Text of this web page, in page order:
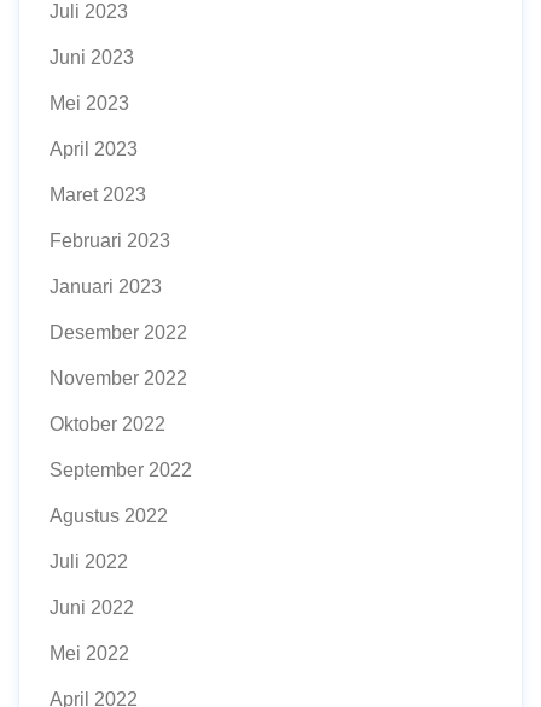
Juli 2023
Juni 2023
Mei 2023
April 2023
Maret 2023
Februari 2023
Januari 2023
Desember 2022
November 2022
Oktober 2022
September 2022
Agustus 2022
Juli 2022
Juni 2022
Mei 2022
April 2022